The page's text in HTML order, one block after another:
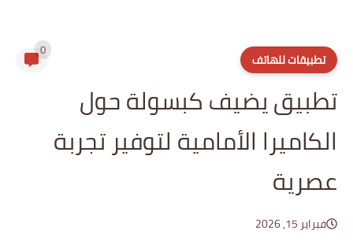
تطبيقات للهاتف 0
تطبيق يضيف كبسولة حول
الكاميرا الأمامية لتوفير تجربة
عصرية
فبراير 15, 2026